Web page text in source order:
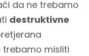
da ne trebamo
destruktivne
misliti